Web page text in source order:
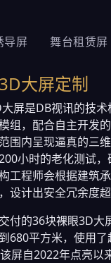
导屏 舞台租赁屏
大屏定制
屏是DB视讯的技
组，配合自主开发
围内呈现逼真的三
小时的老化测试
工程师会根据建筑
设计出安全冗余度
付的36块裸眼3D大
680平方米，使用
屏自2022年点亮以